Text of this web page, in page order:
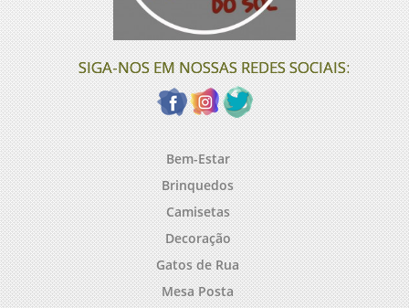
SIGA-NOS EM NOSSAS REDES SOCIAIS:
Bem-Estar
Brinquedos
Camisetas
Decoração
Gatos de Rua
Mesa Posta